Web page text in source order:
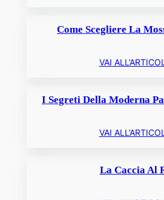
Come Scegliere La
VAI
I Segreti Della Moderna
VAI
La Caccia Al